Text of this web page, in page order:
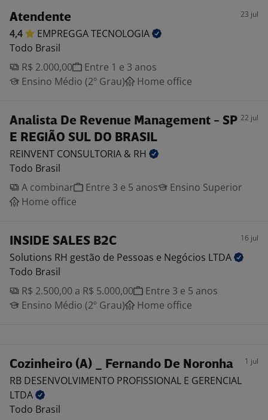
Atendente 23 jul
4,4 EMPREGGATECNOLOGIA
Todo Brasil
R$ 2.000,00
Entre 1 e 3 anos
Ensino Médio (2º Grau)
Home office
Analista De Revenue Management - SP
E REGIÃO SUL DO BRASIL
22 jul
REINVENT CONSULTORIA & RH
Todo Brasil
A combinar
Entre 3 e 5 anos
Ensino Superior
Home office
INSIDE SALES B2C 16 jul
Solutions RH gestão de Pessoas e Negócios LTDA
Todo Brasil
R$ 2.500,00 a R$ 5.000,00
Entre 3 e 5 anos
Ensino Médio (2º Grau)
Home office
Cozinheiro (A) _ Fernando De Noronha 1 jul
RB DESENVOLVIMENTO PROFISSIONAL E GERENCIAL
LTDA
Todo Brasil